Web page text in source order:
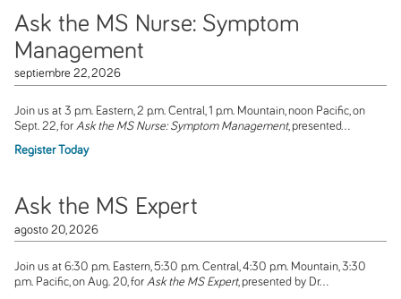
Ask the MS Nurse: Symptom
Management
septiembre 22, 2026
Join us at 3 p.m. Eastern, 2 p.m. Central, 1 p.m. Mountain, noon Pacific, on
Sept. 22, for Ask the MS Nurse: Symptom Management, presented...
Register Today
Ask the MS Expert
agosto 20, 2026
Join us at 6:30 p.m. Eastern, 5:30 p.m. Central, 4:30 p.m. Mountain, 3:30
p.m. Pacific, on Aug. 20, for Ask the MS Expert, presented by Dr...